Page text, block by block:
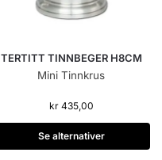
TERTITT TINNBEGER H8CM
Mini Tinnkrus
kr435,00
Se alternativer